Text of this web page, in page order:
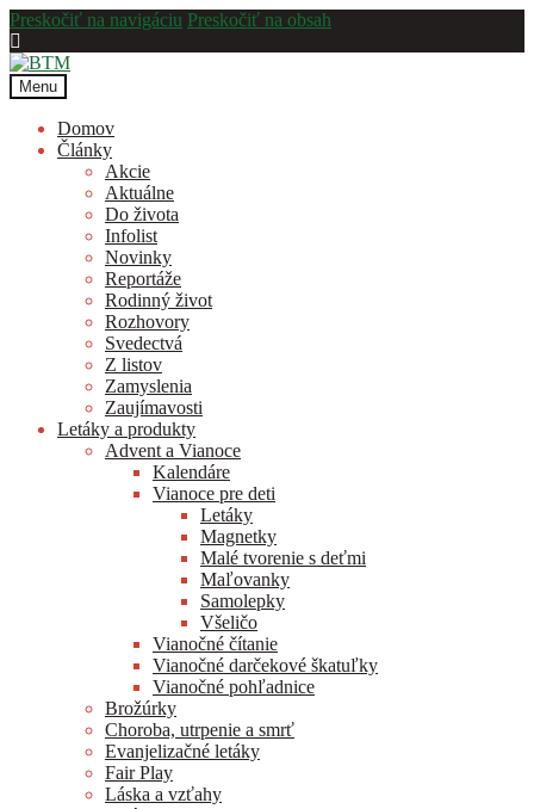
Preskočiť na navigáciu Preskočiť na obsah
Menu
Domov
Články
Akcie
Aktuálne
Do života
Infolist
Novinky
Reportáže
Rodinný život
Rozhovory
Svedectvá
Z listov
Zamyslenia
Zaujímavosti
Letáky a produkty
Advent a Vianoce
Kalendáre
Vianoce pre deti
Letáky
Magnetky
Malé tvorenie s deťmi
Maľovanky
Samolepky
Všeličo
Vianočné čítanie
Vianočné darčekové škatuľky
Vianočné pohľadnice
Brožúrky
Choroba, utrpenie a smrť
Evanjelizačné letáky
Fair Play
Láska a vzťahy